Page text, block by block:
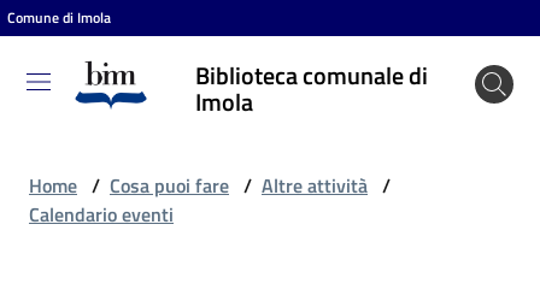
Vai al contenuto
Vai alla navigazione
Vai al footer
Comune di Imola
Biblioteca comunale di
Imola
Biblioteca
comunale
Home / Cosa puoi fare / Altre attività /
Calendario eventi